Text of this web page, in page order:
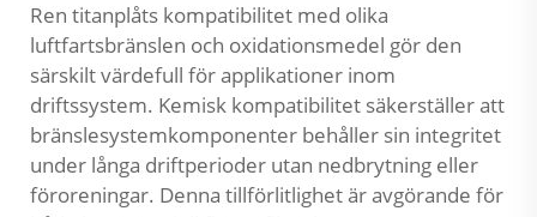
Ren titanplåts kompatibilitet med olika
luftfartsbränslen och oxidationsmedel gör den
särskilt värdefull för applikationer inom
driftssystem. Kemisk kompatibilitet säkerställer att
bränslesystemkomponenter behåller sin integritet
under långa driftperioder utan nedbrytning eller
föroreningar. Denna tillförlitlighet är avgörande för